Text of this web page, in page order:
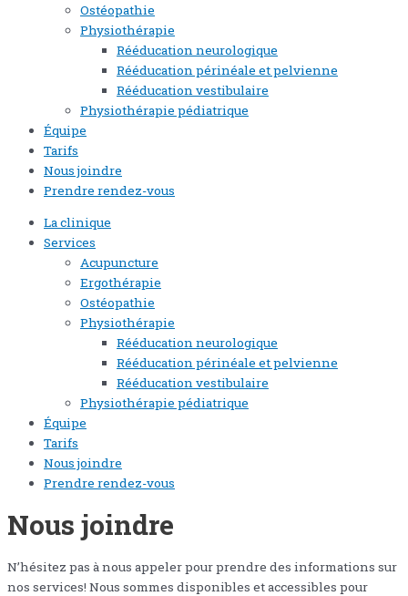
Ostéopathie
Physiothérapie
Rééducation neurologique
Rééducation périnéale et pelvienne
Rééducation vestibulaire
Physiothérapie pédiatrique
Équipe
Tarifs
Nous joindre
Prendre rendez-vous
La clinique
Services
Acupuncture
Ergothérapie
Ostéopathie
Physiothérapie
Rééducation neurologique
Rééducation périnéale et pelvienne
Rééducation vestibulaire
Physiothérapie pédiatrique
Équipe
Tarifs
Nous joindre
Prendre rendez-vous
Nous joindre
N’hésitez pas à nous appeler pour prendre des informations sur
nos services! Nous sommes disponibles et accessibles pour